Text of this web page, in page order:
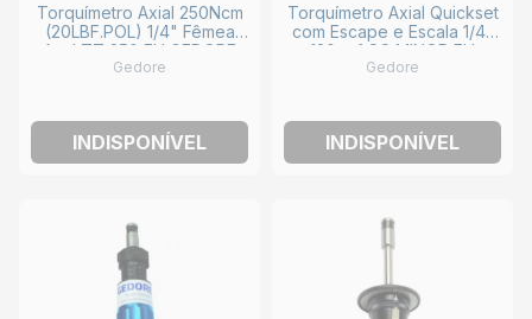
Torquímetro Axial 250Ncm
(20LBF.POL) 1/4" Fêmea
Azul TT 250 FH GEDORE
Gedore
INDISPONÍVEL
Torquímetro Axial Quickset
com Escape e Escala 1/4"
120ozf QS MINOR FH
GEDORE
Gedore
INDISPONÍVEL